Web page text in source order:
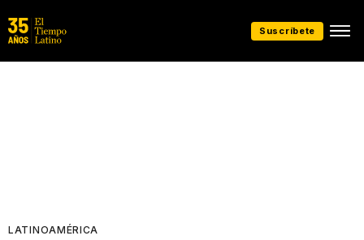
Suscríbete
LATINOAMÉRICA